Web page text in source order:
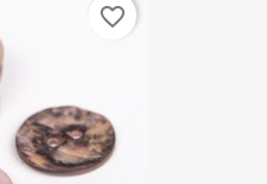
favorite_border